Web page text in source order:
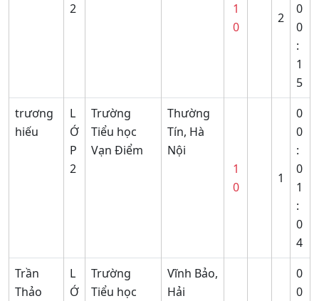
2
1
0
2
0
0
:
1
5
trương
hiếu
L
Ớ
P
2
Trường
Tiểu học
Vạn Điểm
Thường
Tín, Hà
Nội
1
0
1
0
0
:
0
1
:
0
4
Trần
Thảo
L
Ớ
Trường
Tiểu học
Vĩnh Bảo,
Hải
0
0